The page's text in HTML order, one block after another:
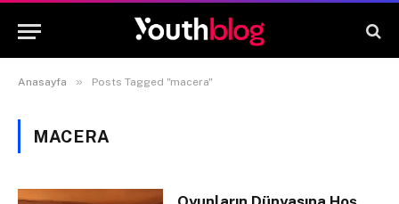
Anasayfa » Posts Tagged "macera"
MACERA